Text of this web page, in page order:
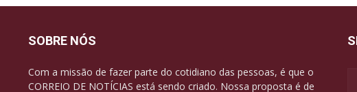
SOBRE NÓS
Com a missão de fazer parte do cotidiano das pessoas, é que o
CORREIO DE NOTÍCIAS está sendo criado. Nossa proposta é de